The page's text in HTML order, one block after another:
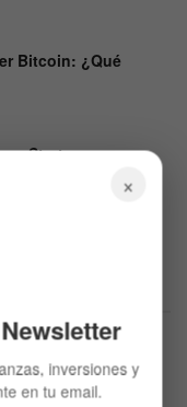
Bitcoin: ¿Qué
Strategy nunca
×
inversiones y
en tu email.